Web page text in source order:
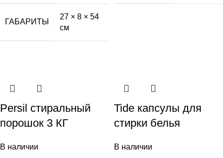
ГАБАРИТЫ
27 × 8 × 54
см
Persil стиральный
порошок 3 КГ
В наличии
Tide капсулы для
стирки белья
В наличии